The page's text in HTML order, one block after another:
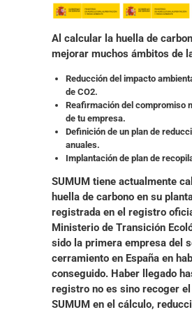
Al calcular la huella de
mejorar muchos ámbitos de
Reducción del impacto
de CO2.
Reafirmación del compromiso
de tu empresa.
Definición de un plan de
anuales.
Implantación de plan de
SUMUM tiene actualmente
huella de carbono en su
registrada en el registro
Ministerio de Transición
sido la primera empresa del
cerramiento en España en
conseguido. Haber llegado
registro no es sino recoger
SUMUM en el cálculo,